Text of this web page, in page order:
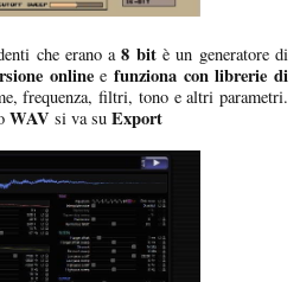
che erano a8 bitè un generatore di
onlinee funziona con librerie di
frequenza, filtri, tono e altri parametri.
WAV si va su Export